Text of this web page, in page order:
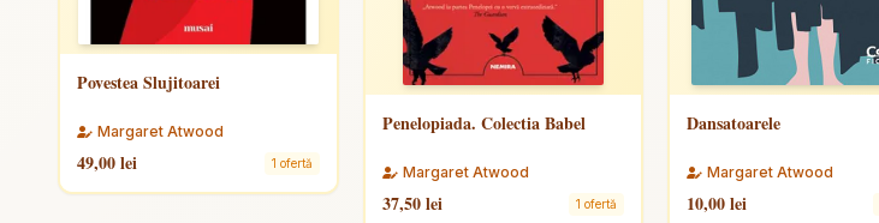
Povestea Slujitoarei
Margaret Atwood
49,00 lei 1 ofertă
Penelopiada. Colectia Babel
Margaret Atwood
37,50 lei 1 ofertă
Dansatoarele
Margaret Atwood
10,00 lei